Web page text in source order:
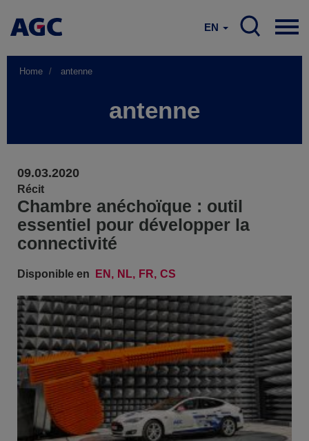
EN
Home antenne
antenne
09.03.2020
Récit
Chambre anéchoïque : outil
essentiel pour développer la
connectivité
Disponible en EN NL FR CS